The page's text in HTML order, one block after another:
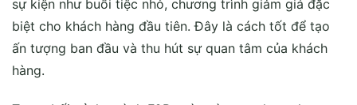
Trong bối cảnh ngành F&B ngày càng cạnh tranh gay
gắt, việc thiết kế và thi công quán cafe tại Quận 7
không chỉ đơn thuần là xây dựng một không gian
thưởng thức cà phê, mà còn là chiến lược xây dựng